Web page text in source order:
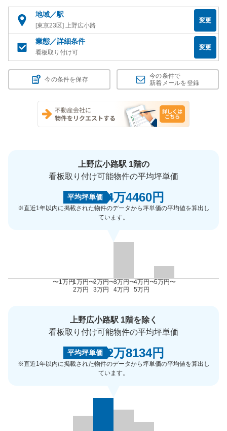
地域／駅
[東京23区] 上野広小路
変更
業態／詳細条件
看板取り付け可
変更
今の条件を保存
今の条件で
新着メールを登録
上野広小路駅 1階の
看板取り付け可能物件の平均坪単価
平均坪単価 4万4460円
※直近1年以内に掲載された物件のデータから坪単価の平均値を算出し
ています。
〜1万円1万円〜
2万円
2万円〜
3万円
3万円〜
4万円
4万円〜
5万円
5万円〜
上野広小路駅 1階を除く
看板取り付け可能物件の平均坪単価
平均坪単価 2万8134円
※直近1年以内に掲載された物件のデータから坪単価の平均値を算出し
ています。